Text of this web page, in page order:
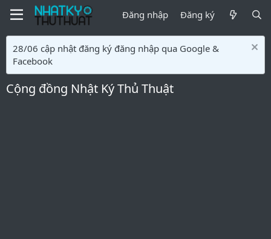
Đăng nhập Đăng ký
28/06 cập nhật đăng ký đăng nhập qua Google &
Facebook
Cộng đồng Nhật Ký Thủ Thuật